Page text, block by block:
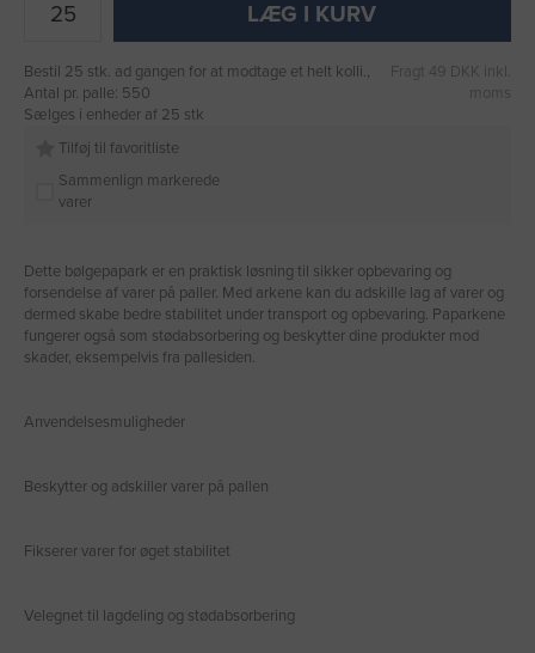
LÆG I KURV
Bestil 25 stk. ad gangen for at modtage et helt kolli.,
Antal pr. palle: 550
Sælges i enheder af 25 stk
Fragt 49 DKK inkl.
moms
Tilføj til favoritliste
Sammenlign markerede
varer
Dette bølgepapark er en praktisk løsning til sikker opbevaring og
forsendelse af varer på paller. Med arkene kan du adskille lag af varer og
dermed skabe bedre stabilitet under transport og opbevaring. Paparkene
fungerer også som stødabsorbering og beskytter dine produkter mod
skader, eksempelvis fra pallesiden.
Anvendelsesmuligheder
Beskytter og adskiller varer på pallen
Fikserer varer for øget stabilitet
Velegnet til lagdeling og stødabsorbering